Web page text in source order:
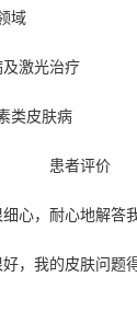
域
激光治疗
类皮肤病
患者评价
细心，耐心地解答
，我的皮肤问题